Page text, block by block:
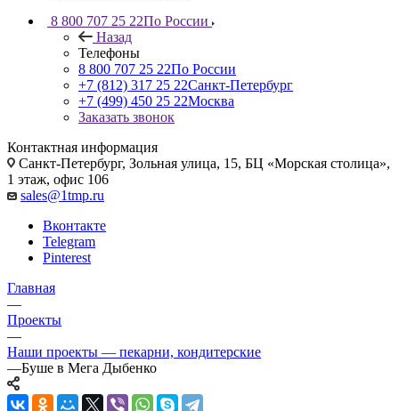
8 800 707 25 22По России
Назад
Телефоны
8 800 707 25 22По России
+7 (812) 317 25 22Санкт-Петербург
+7 (499) 450 25 22Москва
Заказать звонок
Контактная информация
Санкт-Петербург, Зольная улица, 15, БЦ «Морская столица»,
1 этаж, офис 106
sales@1tmp.ru
Вконтакте
Telegram
Pinterest
Главная
—
Проекты
—
Наши проекты — пекарни, кондитерские
—Буше в Мега Дыбенко